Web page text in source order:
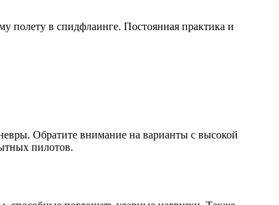
полету в спидфлаинге. Постоянная практика и
Обратите внимание на варианты с высокой
пилотов.